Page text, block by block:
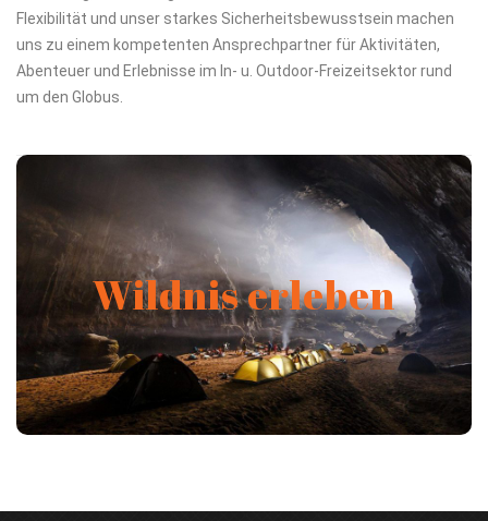
Flexibilität und unser starkes Sicherheitsbewusstsein machen
uns zu einem kompetenten Ansprechpartner für Aktivitäten,
Abenteuer und Erlebnisse im In- u. Outdoor-Freizeitsektor rund
um den Globus.
Wildnis erleben
Eine Aufgabe ohne eine Vision ist nur eine Arbeit. Eine
Vision ohne eine Aufgabe ist nur ein Traum. Eine Vision mit
einer Aufgabe kann die Welt verändern.
Mehr Infos zu uns unter: +49 157 9232 4008